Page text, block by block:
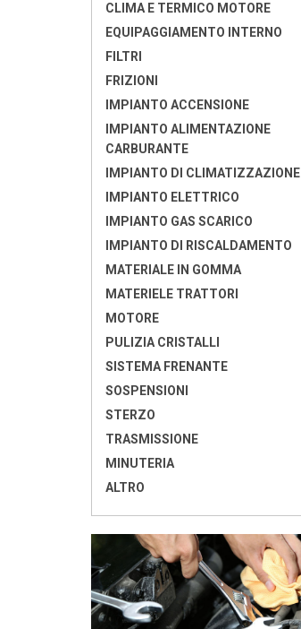
CLIMA E TERMICO MOTORE
EQUIPAGGIAMENTO INTERNO
FILTRI
FRIZIONI
IMPIANTO ACCENSIONE
IMPIANTO ALIMENTAZIONE
CARBURANTE
IMPIANTO DI CLIMATIZZAZIONE
IMPIANTO ELETTRICO
IMPIANTO GAS SCARICO
IMPIANTO DI RISCALDAMENTO
MATERIALE IN GOMMA
MATERIELE TRATTORI
MOTORE
PULIZIA CRISTALLI
SISTEMA FRENANTE
SOSPENSIONI
STERZO
TRASMISSIONE
MINUTERIA
ALTRO